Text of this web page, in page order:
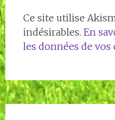
Ce site utilise
indésirables. En
les données de